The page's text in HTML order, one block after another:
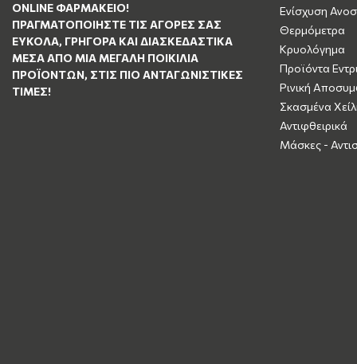
ΟNLINE ΦΑΡΜΑΚΕΊΟ!
ΠΡΑΓΜΑΤΟΠΟΙΉΣΤΕ ΤΙΣ ΑΓΟΡΈΣ ΣΑΣ
ΕΎΚΟΛΑ, ΓΡΉΓΟΡΑ ΚΑΙ ΔΙΑΣΚΕΔΑΣΤΙΚΆ
ΜΈΣΑ ΑΠΌ ΜΙΑ ΜΕΓΆΛΗ ΠΟΙΚΙΛΊΑ
ΠΡΟΪΌΝΤΩΝ, ΣΤΙΣ ΠΙΟ ΑΝΤΑΓΩΝΙΣΤΙΚΈΣ
ΤΙΜΈΣ!
Ενίσχυση
Θερμόμετρα
Κρυολόγημα
Προϊόντα
Ρινική
Σκασμένα
Αντιφθειρικά
Μάσκες -